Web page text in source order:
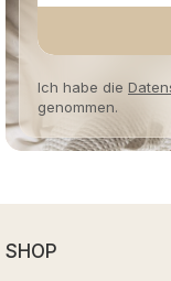
Ich habe die
genommen.
SHOP